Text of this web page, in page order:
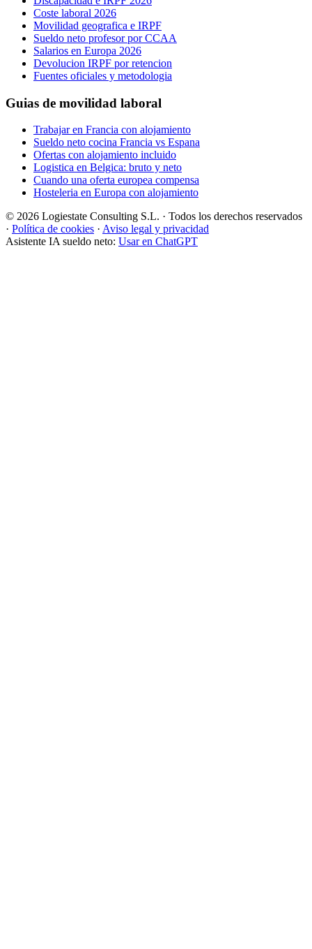
Coste laboral 2026
Movilidad geografica e IRPF
Sueldo neto profesor por CCAA
Salarios en Europa 2026
Devolucion IRPF por retencion
Fuentes oficiales y metodologia
Guias de movilidad laboral
Trabajar en Francia con alojamiento
Sueldo neto cocina Francia vs Espana
Ofertas con alojamiento incluido
Logistica en Belgica: bruto y neto
Cuando una oferta europea compensa
Hosteleria en Europa con alojamiento
© 2026 Logiestate Consulting S.L. · Todos los derechos reservados
· Política de cookies · Aviso legal y privacidad
Asistente IA sueldo neto: Usar en ChatGPT